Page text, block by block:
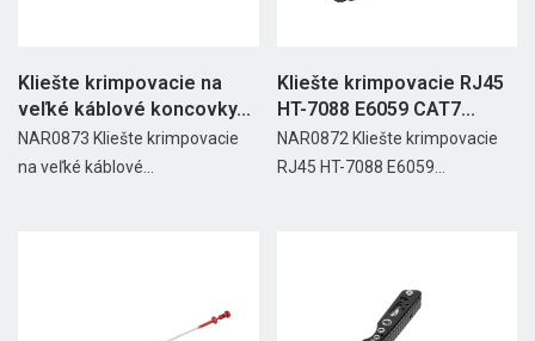
Kliešte krimpovacie na
veľké káblové koncovky...
NAR0873 Kliešte krimpovacie
na veľké káblové...
Kliešte krimpovacie RJ45
HT-7088 E6059 CAT7...
NAR0872 Kliešte krimpovacie
RJ45 HT-7088 E6059...